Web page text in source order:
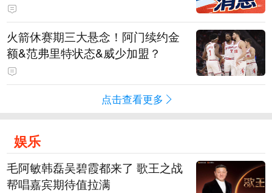
火箭休赛期三大悬念！阿门续约金
额&范弗里特状态&威少加盟？
点击查看更多
娱乐
毛阿敏韩磊吴碧霞都来了 歌王之战
帮唱嘉宾期待值拉满